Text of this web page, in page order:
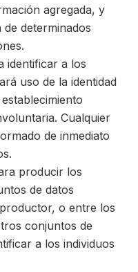
agregada, y
determinados
identificar a los
uso de la identidad
Cualquier
de inmediato
producir los
de datos
o entre los
conjuntos de
a los individuos